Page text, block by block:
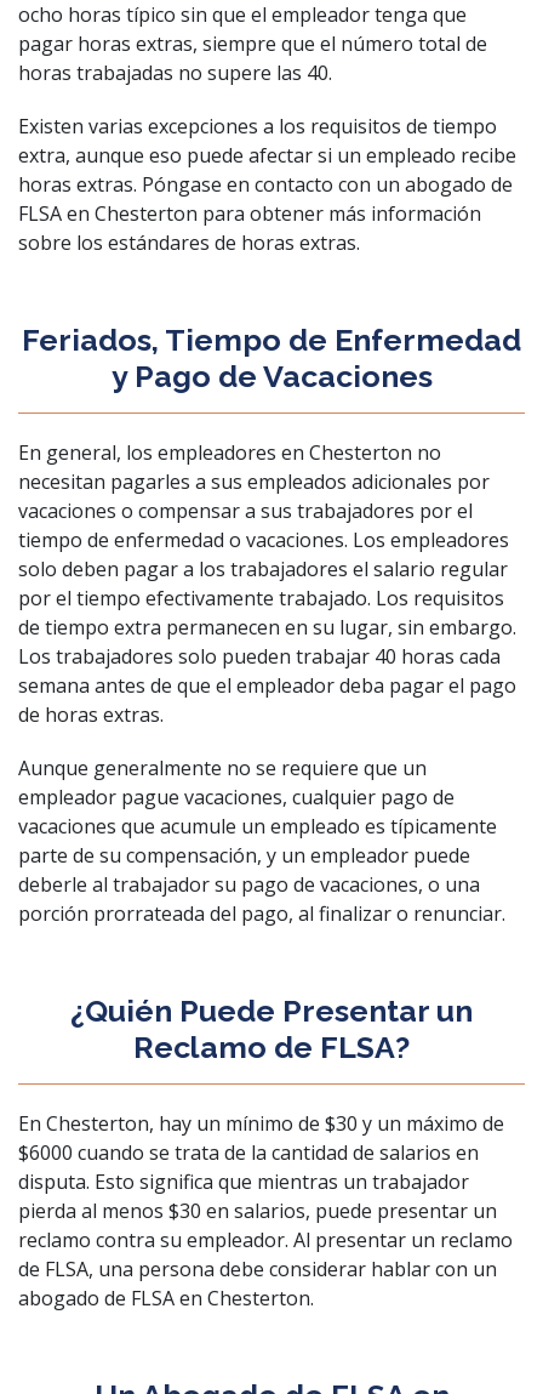
ocho horas típico sin que el empleador tenga que
pagar horas extras, siempre que el número total de
horas trabajadas no supere las 40.
Existen varias excepciones a los requisitos de tiempo
extra, aunque eso puede afectar si un empleado recibe
horas extras. Póngase en contacto con un abogado de
FLSA en Chesterton para obtener más información
sobre los estándares de horas extras.
Feriados, Tiempo de Enfermedad
y Pago de Vacaciones
En general, los empleadores en Chesterton no
necesitan pagarles a sus empleados adicionales por
vacaciones o compensar a sus trabajadores por el
tiempo de enfermedad o vacaciones. Los empleadores
solo deben pagar a los trabajadores el salario regular
por el tiempo efectivamente trabajado. Los requisitos
de tiempo extra permanecen en su lugar, sin embargo.
Los trabajadores solo pueden trabajar 40 horas cada
semana antes de que el empleador deba pagar el pago
de horas extras.
Aunque generalmente no se requiere que un
empleador pague vacaciones, cualquier pago de
vacaciones que acumule un empleado es típicamente
parte de su compensación, y un empleador puede
deberle al trabajador su pago de vacaciones, o una
porción prorrateada del pago, al finalizar o renunciar.
¿Quién Puede Presentar un
Reclamo de FLSA?
En Chesterton, hay un mínimo de $30 y un máximo de
$6000 cuando se trata de la cantidad de salarios en
disputa. Esto significa que mientras un trabajador
pierda al menos $30 en salarios, puede presentar un
reclamo contra su empleador. Al presentar un reclamo
de FLSA, una persona debe considerar hablar con un
abogado de FLSA en Chesterton.